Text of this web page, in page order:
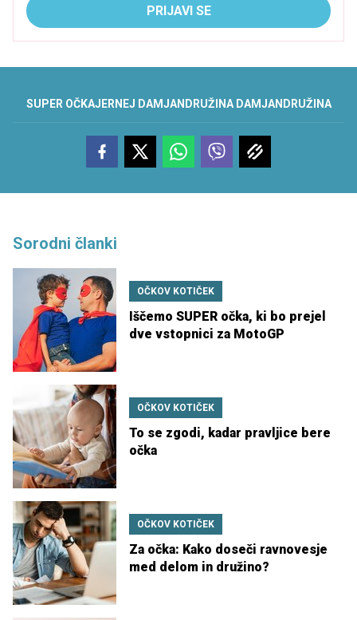
PRIJAVI SE
SUPER OČKAJERNEJ DAMJAN DRUŽINA DAMJAN DRUŽINA
Sorodni članki
OČKOV KOTIČEK
Iščemo SUPER očka, ki bo prejel
dve vstopnici za MotoGP
OČKOV KOTIČEK
To se zgodi, kadar pravljice bere
očka
OČKOV KOTIČEK
Za očka: Kako doseči ravnovesje
med delom in družino?